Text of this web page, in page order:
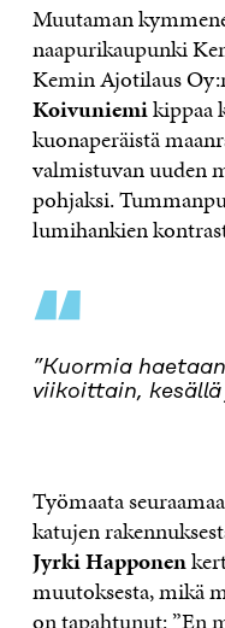
Muutaman
naapurikaupunki
Kemin Ajotilaus
Koivuniemikippaa
kuonaperäistä
valmistuvan uuden
pohjaksi.
lumihankien
“
”Kuormia
viikoittain, kesällä
Työmaata
katujen
Jyrki Happonen
muutoksesta, mikä
on tapahtunut: ”En